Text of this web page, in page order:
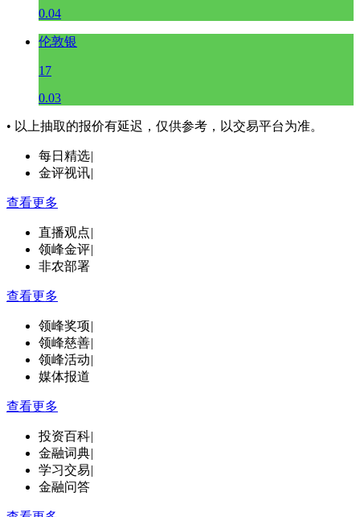
0.04
伦敦银
17
0.03
• 以上抽取的报价有延迟，仅供参考，以交易平台为准。
每日精选|
金评视讯|
查看更多
直播观点|
领峰金评|
非农部署
查看更多
领峰奖项|
领峰慈善|
领峰活动|
媒体报道
查看更多
投资百科|
金融词典|
学习交易|
金融问答